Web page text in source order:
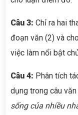
Câu 3: Chỉ ra hai
đoạn văn (2) và
việc làm nổi bật
Câu 4: Phân tích
dụng trong câu văn
sống của nhiều